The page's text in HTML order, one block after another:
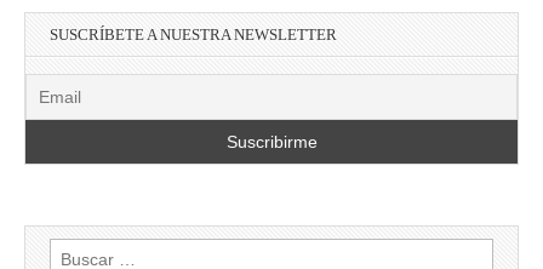
SUSCRÍBETE A NUESTRA NEWSLETTER
Buscar: